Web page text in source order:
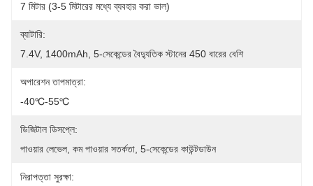
7 মিটার (3-5 মিটারের মধ্যে ব্যবহার করা ভাল)
ব্যাটারি:
7.4V, 1400mAh, 5-সেকেন্ডের বৈদ্যুতিক স্টানের 450 বারের বেশি
অপারেশন তাপমাত্রা:
-40℃-55℃
ডিজিটাল ডিসপ্লে:
পাওয়ার লেভেল, কম পাওয়ার সতর্কতা, 5-সেকেন্ডের কাউন্টডাউন
নিরাপত্তা সুরক্ষা: